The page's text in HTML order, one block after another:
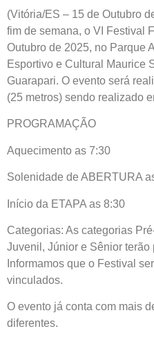
(Vitória/ES – 15 de Outubro
fim de semana, o VI Festival
Outubro de 2025, no Parque
Esportivo e Cultural Maurice
Guarapari. O evento será
(25 metros) sendo realizado
PROGRAMAÇÃO
Aquecimento as 7:30
Solenidade de ABERTURA
Início da ETAPA as 8:30
Categorias: As categorias
Juvenil, Júnior e Sênior
Informamos que o Festival
vinculados.
O evento já conta com mais
diferentes.